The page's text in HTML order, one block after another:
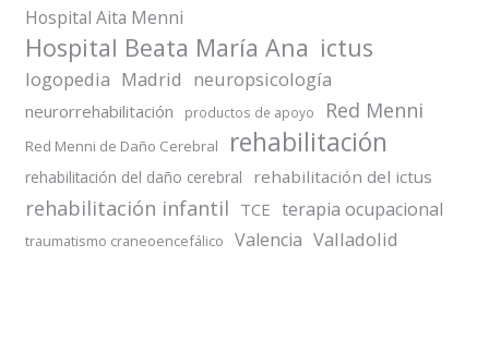
Hospital Aita Menni
Hospital Beata María Ana ictus
logopedia Madrid neuropsicología
neurorrehabilitación productos de apoyo Red Menni
Red Menni de Daño Cerebral rehabilitación
rehabilitación del daño cerebral rehabilitación del ictus
rehabilitación infantil TCE terapia ocupacional
traumatismo craneoencefálico Valencia Valladolid